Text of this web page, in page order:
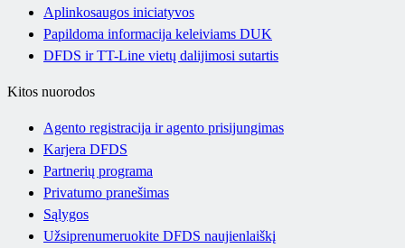
Aplinkosaugos iniciatyvos
Papildoma informacija keleiviams DUK
DFDS ir TT-Line vietų dalijimosi sutartis
Kitos nuorodos
Agento registracija ir agento prisijungimas
Karjera DFDS
Partnerių programa
Privatumo pranešimas
Sąlygos
Užsiprenumeruokite DFDS naujienlaiškį